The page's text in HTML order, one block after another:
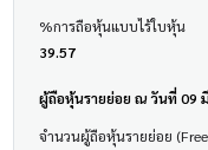
%การถือหุ้นแบบไร้ใบหุ้น
39.57
ผู้ถือหุ้นรายย่อย ณ วันที่ 09
จำนวนผู้ถือหุ้นรายย่อย